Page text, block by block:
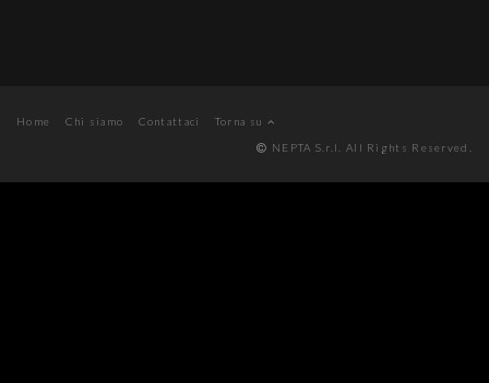
Home Chi siamo Contattaci
Torna su
NEPTA S.r.l. All Rights Reserved.